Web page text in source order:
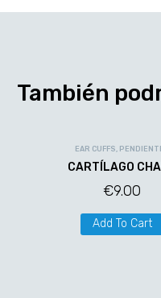
También
EAR CUFFS,
CARTÍLAGO
€9.00
Add To Cart